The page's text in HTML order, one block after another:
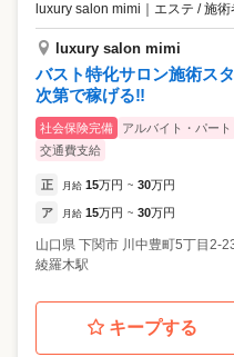
luxury salon mimi エステ / 施術
luxury salon mimi
バスト特化サロン施術ス
次第で稼げる‼︎
社会保険完備 アルバイト・パート
交通費支給
正 月給 15万円 ~ 30万円
ア 月給 15万円 ~ 30万円
山口県 下関市 川中豊町5丁目2-
綾羅木駅
キープする